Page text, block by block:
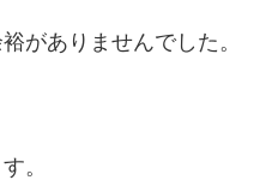
がありませんでした。
。